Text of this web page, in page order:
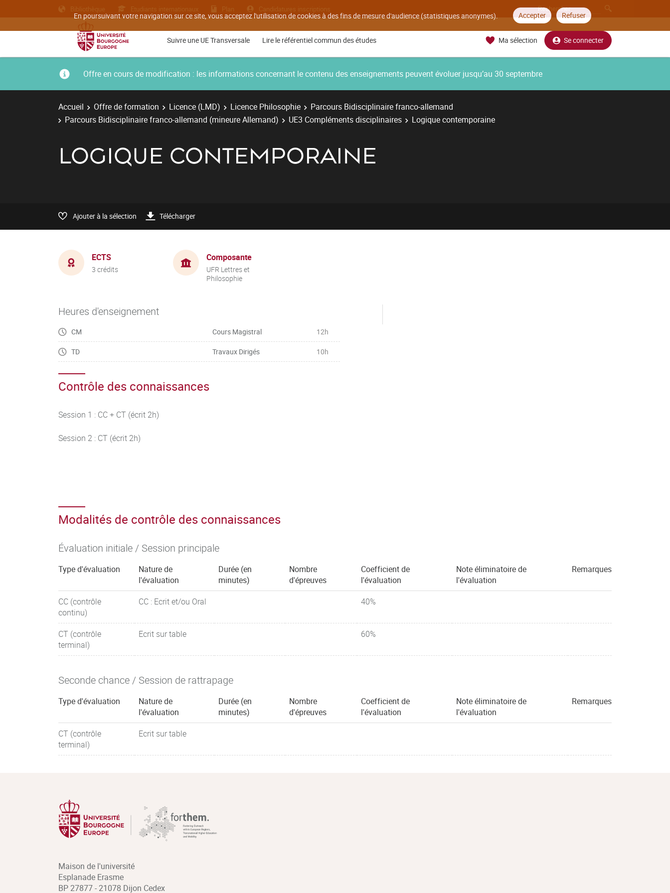
En poursuivant votre navigation sur ce site, vous acceptez l'utilisation de cookies à des fins de mesure d'audience (statistiques anonymes). Accepter Refuser
Bibliothèque Etudiants internationaux Plan Candidatures inscriptions
Suivre une UE Transversale Lire le référentiel commun des études Ma sélection Se connecter
Offre en cours de modification : les informations concernant le contenu des enseignements peuvent évoluer jusqu’au 30 septembre
Accueil Offre de formation Licence (LMD) Licence Philosophie
Parcours Bidisciplinaire franco-allemand
Parcours Bidisciplinaire franco-allemand (mineure Allemand)
UE3 Compléments disciplinaires Logique contemporaine
LOGIQUE CONTEMPORAINE
Ajouter à la sélection Télécharger
ECTS
3 crédits
Composante
UFR Lettres et
Philosophie
Heures d'enseignement
CM Cours Magistral 12h
TD Travaux Dirigés 10h
Contrôle des connaissances
Session 1 : CC + CT (écrit 2h)
Session 2 : CT (écrit 2h)
Modalités de contrôle des connaissances
Évaluation initiale / Session principale
Type d'évaluation
Nature de
l'évaluation
Durée (en
minutes)
Nombre
d'épreuves
Coefficient de
l'évaluation
Note éliminatoire de
l'évaluation
Remarques
CC (contrôle
continu)
CC : Ecrit et/ou Oral 40%
CT (contrôle
terminal)
Ecrit sur table 60%
Seconde chance / Session de rattrapage
Type d'évaluation
Nature de
l'évaluation
Durée (en
minutes)
Nombre
d'épreuves
Coefficient de
l'évaluation
Note éliminatoire de
l'évaluation
Remarques
CT (contrôle
terminal)
Ecrit sur table
Maison de l'université
Esplanade Erasme
BP 27877 - 21078 Dijon Cedex